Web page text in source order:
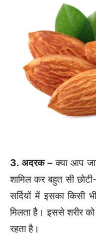
3. अदरक –क्या आप
शामिल कर बहुत सी
सर्दियों में इसका
मिलता हैै। इससे शरीर
रहता है।